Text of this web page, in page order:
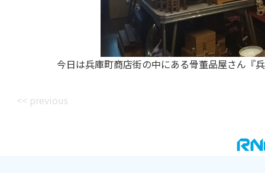
今日は兵庫町商店街の中にある骨董品屋さん
<< previous